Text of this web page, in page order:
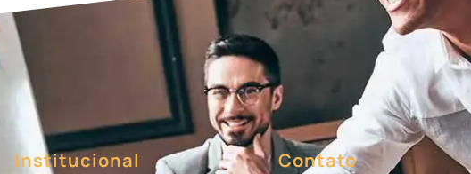
Terceirização de Serviços de Recepcionistas Treinamento de Bombeiro Civil
de Brigada de Incêndio Treinamento de Brigada de Incêndio Valor
Treinamento de
de Incêndio Treinamento de Prevenção e Combate a Incêndio
Treinamento de
de Primeiros Socorros para Empresas
Institucional Contato